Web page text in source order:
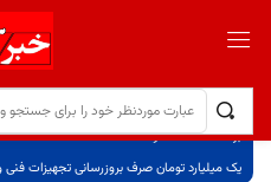
برگ نخست
نوشته‌ها
یک میلیارد تومان صرف بروزرسانی تجهیزات